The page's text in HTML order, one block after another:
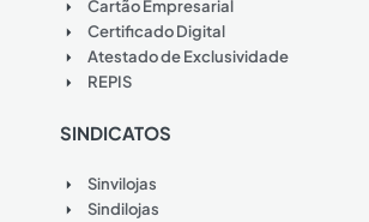
Cartão Empresarial
Certificado Digital
Atestado de Exclusividade
REPIS
SINDICATOS
Sinvilojas
Sindilojas